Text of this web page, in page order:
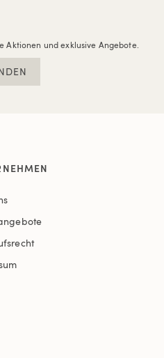
und exklusive Angebote.